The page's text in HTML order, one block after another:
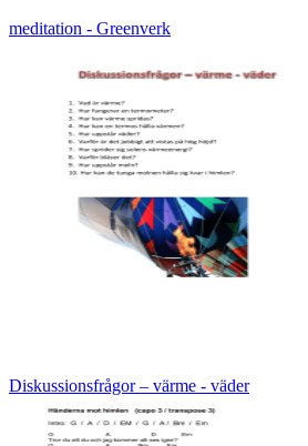
meditation - Greenverk
Diskussionsfrågor – värme - väder